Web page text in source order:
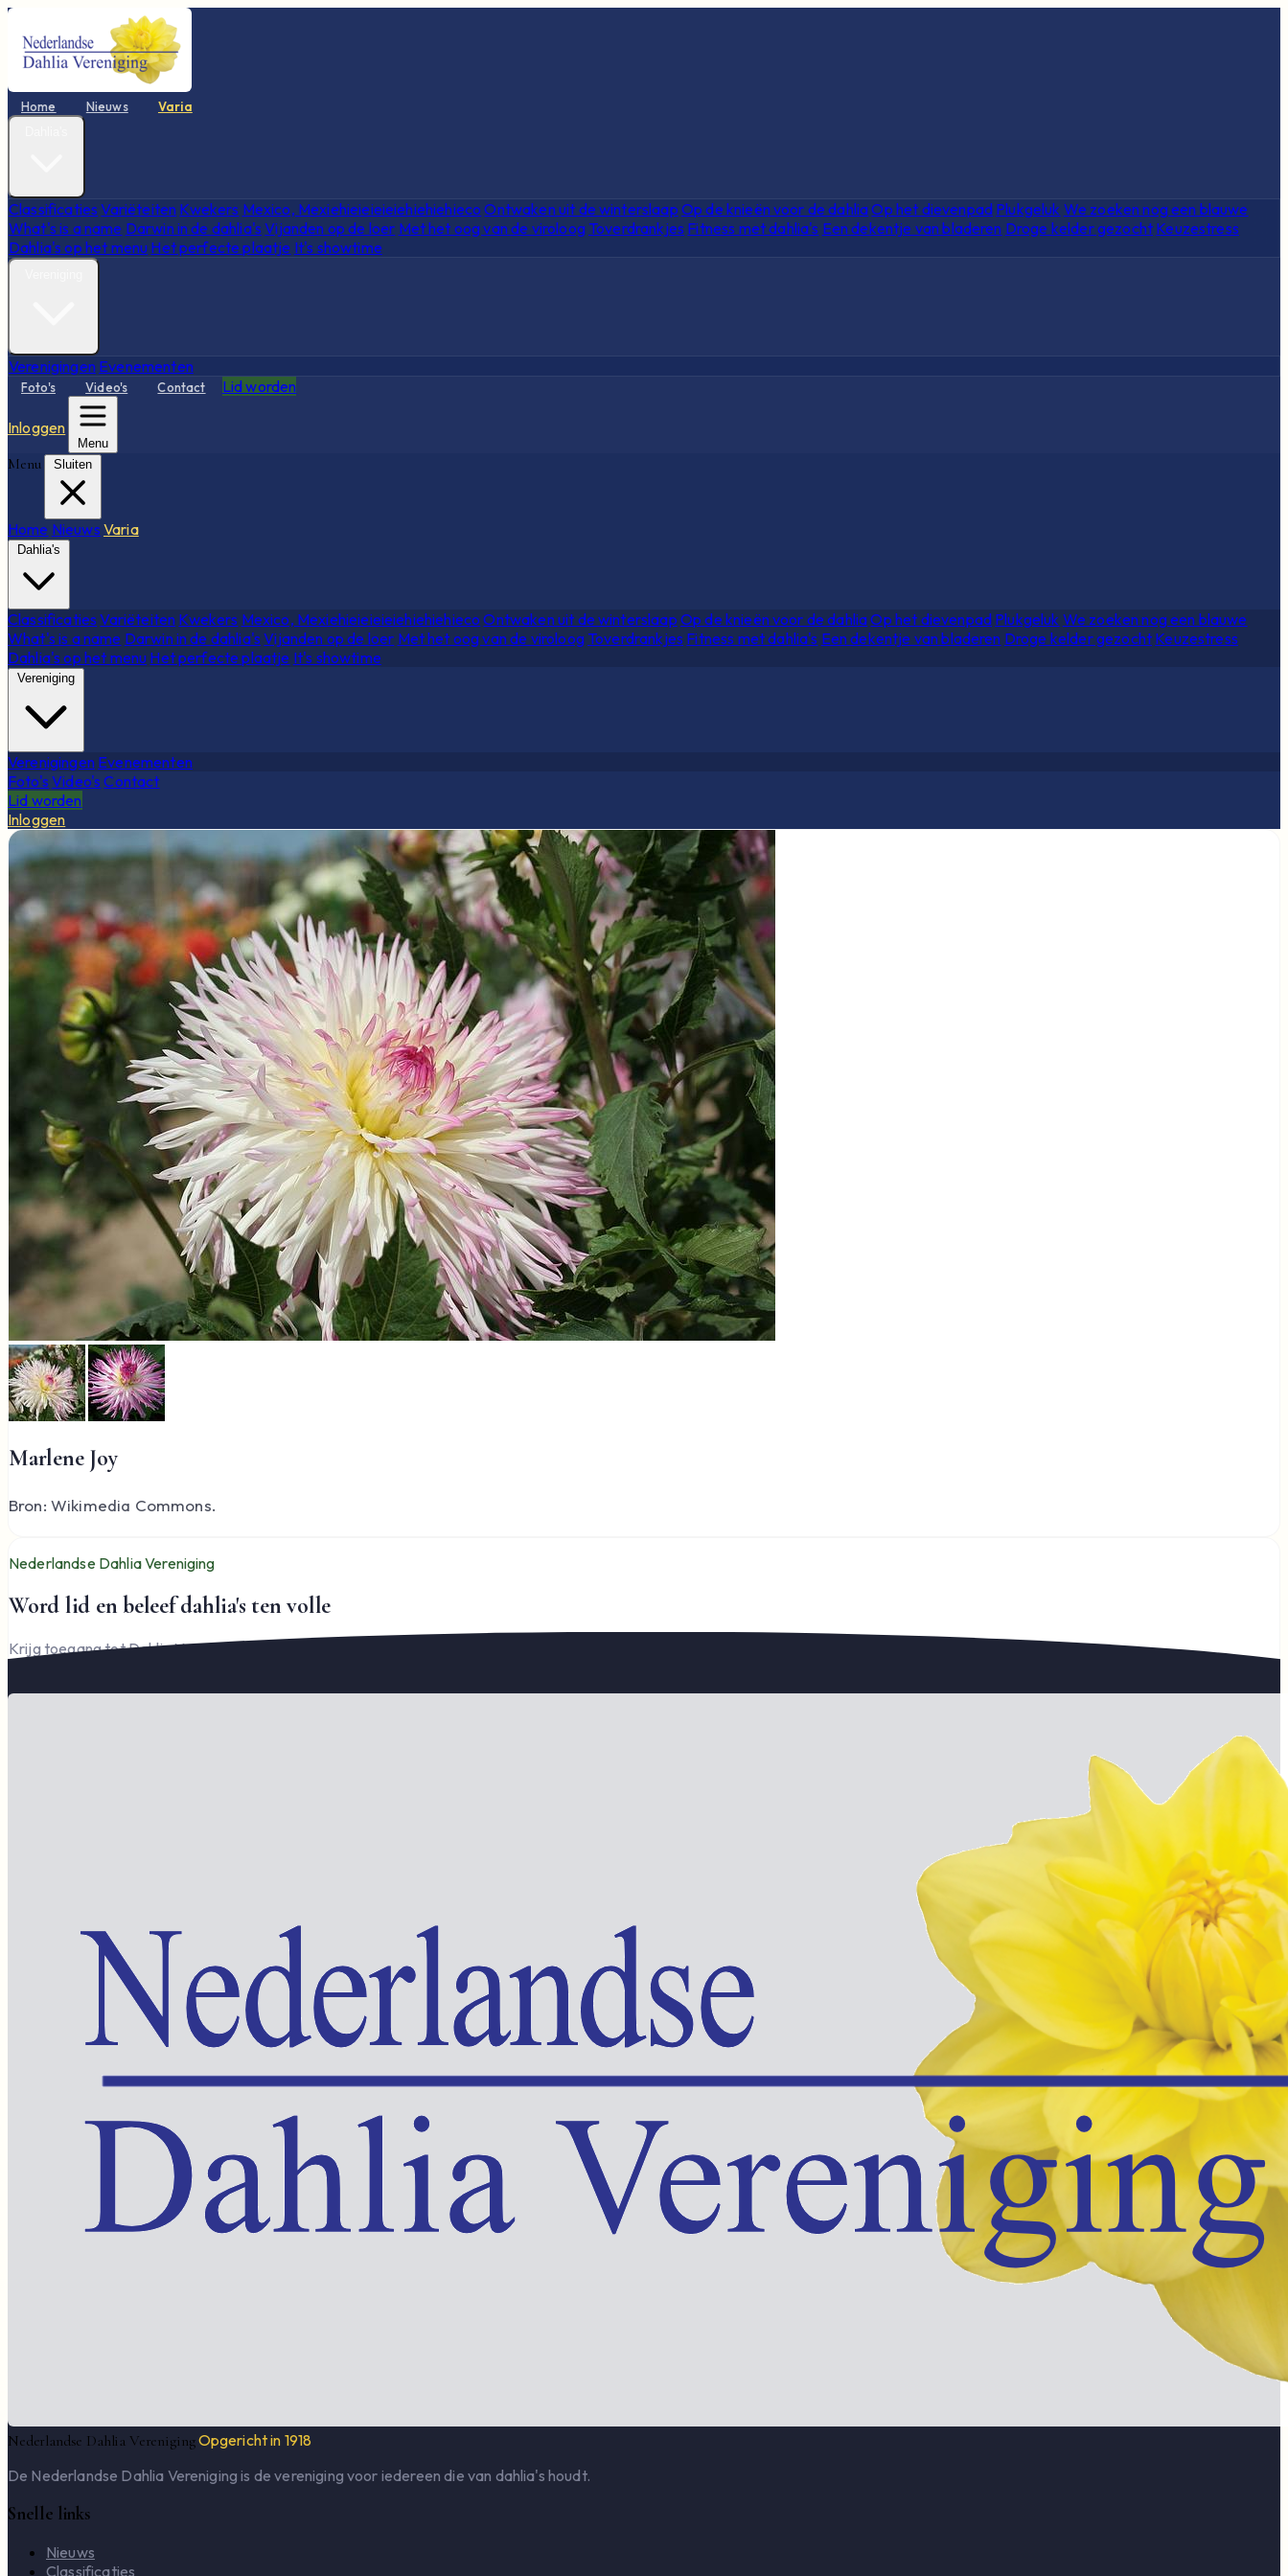
Home Nieuws Varia
Classificaties Variëteiten Kwekers Mexico, Mexiehieieieieiehiehiehieco Ontwaken uit de winterslaap Op de knieën voor de dahliaOp het dievenpad Plukgeluk We zoeken nog een blauwe
What's is a name Darwin in de dahlia's Vijanden op de loer Met het oog van de viroloog Toverdrankjes Fitness met dahlia's Een dekentje van bladeren Droge kelder gezocht Keuzestress
Dahlia's op het menu Het perfecte plaatje It's showtime
Verenigingen Evenementen
Foto's Video's Contact Lid worden
Inloggen
Menu
Menu Sluiten
Home Nieuws Varia
Dahlia's
Classificaties Variëteiten Kwekers Mexico, Mexiehieieieieiehiehiehieco Ontwaken uit de winterslaap Op de knieën voor de dahliaOp het dievenpad Plukgeluk We zoeken nog een blauwe
What's is a name Darwin in de dahlia's Vijanden op de loer Met het oog van de viroloog Toverdrankjes Fitness met dahlia's Een dekentje van bladeren Droge kelder gezocht Keuzestress
Dahlia's op het menu Het perfecte plaatje It's showtime
Vereniging
Verenigingen Evenementen
Foto's Video's Contact
Lid worden
Inloggen
Marlene Joy
Bron: Wikimedia Commons.
Nederlandse Dahlia Vereniging
Word lid en beleef dahlia's ten volle
Krijg toegang tot Dahlia Varia, documenten en het complete ledengedeelte — en steun de vereniging.
Nederlandse Dahlia VerenigingOpgericht in 1918
De Nederlandse Dahlia Vereniging is de vereniging voor iedereen die van dahlia's houdt.
Snelle links
Nieuws
Classificaties